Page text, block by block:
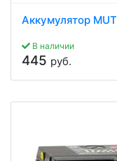
Аккумулятор
В наличии
445 руб.